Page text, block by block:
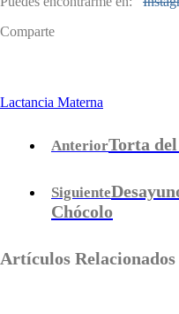
Comparte
Lactancia Materna
AnteriorTorta
Siguiente
Chócolo
Artículos Relacionados